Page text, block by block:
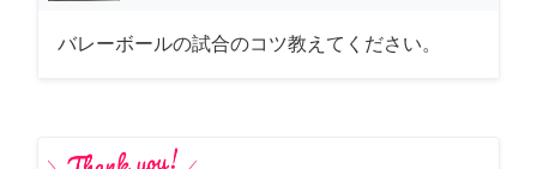
バレーボールの試合のコツ教えてください。